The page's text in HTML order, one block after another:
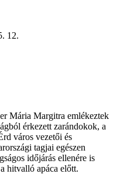
12.
Mária Margitra emlékeztek
érkezett zarándokok, a
város vezetői és
tagjai egészen
időjárás ellenére is
hitvalló apáca előtt.